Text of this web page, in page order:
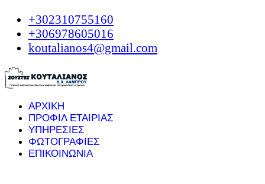
+302310755160
+306978605016
koutalianos4@gmail.com
ΑΡΧΙΚΗ
ΠΡΟΦΙΛ ΕΤΑΙΡΙΑΣ
ΥΠΗΡΕΣΙΕΣ
ΦΩΤΟΓΡΑΦΙΕΣ
ΕΠΙΚΟΙΝΩΝΙΑ